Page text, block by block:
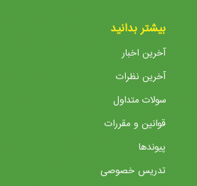
بیشتر بدانید
آخرین اخبار
آخرین نظرات
سولات متداول
قوانین و مقررات
پیوندها
تدریس خصوصی